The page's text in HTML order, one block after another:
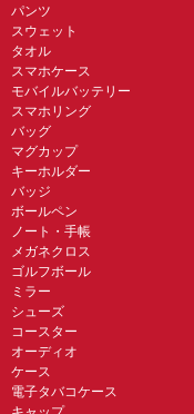
パンツ
スウェット
タオル
スマホケース
モバイルバッテリー
スマホリング
バッグ
マグカップ
キーホルダー
バッジ
ボールペン
ノート・手帳
メガネクロス
ゴルフボール
ミラー
シューズ
コースター
オーディオ
ケース
電子タバコケース